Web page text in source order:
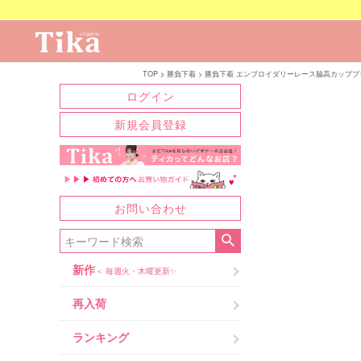
TOP 勝負下着 勝負下着 エンブロイダリーレース脇高カップ
ログイン
新規会員登録
お問い合わせ
新作＜ 毎週火・木曜更新✨
再入荷
ランキング